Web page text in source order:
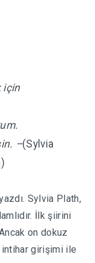
için
–(Sylvia
Sylvia Plath,
İlk şiirini
on dokuz
intihar girişimi ile